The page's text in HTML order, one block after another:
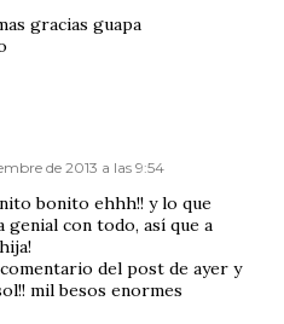
gracias guapa
de 2013 a las 9:54
bonito ehhh!! y lo que
genial con todo, así que a
del post de ayer y
mil besos enormes